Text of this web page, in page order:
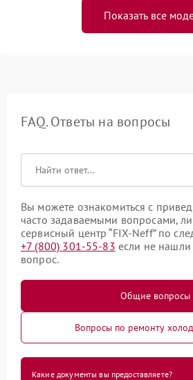
Показать все
FAQ. Ответы на вопросы
Вы можете ознакомиться с
часто задаваемыми вопросами,
сервисный центр “FIX-Neff” по
+7 (800) 301-55-83 если не нашли
вопрос.
Общие вопросы
Вопросы по ремонту
Какие документы вы предоставляете?